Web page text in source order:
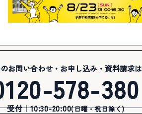
お問い合わせ・お申し込み・資料請求は
578-380
受付｜10:30-20:00(日曜・祝日除く)